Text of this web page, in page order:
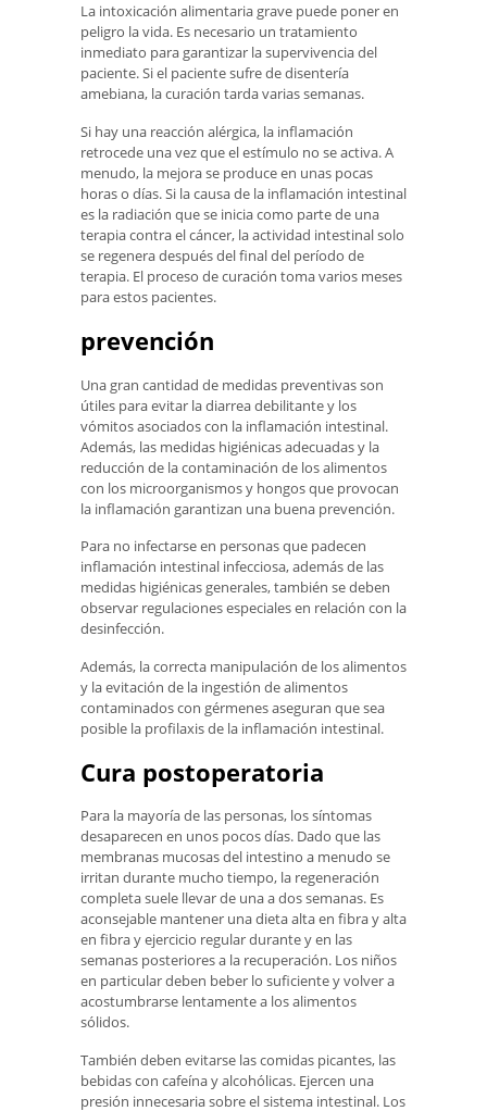
La intoxicación alimentaria grave puede poner en
peligro la vida. Es necesario un tratamiento
inmediato para garantizar la supervivencia del
paciente. Si el paciente sufre de disentería
amebiana, la curación tarda varias semanas.
Si hay una reacción alérgica, la inflamación
retrocede una vez que el estímulo no se activa. A
menudo, la mejora se produce en unas pocas
horas o días. Si la causa de la inflamación intestinal
es la radiación que se inicia como parte de una
terapia contra el cáncer, la actividad intestinal solo
se regenera después del final del período de
terapia. El proceso de curación toma varios meses
para estos pacientes.
prevención
Una gran cantidad de medidas preventivas son
útiles para evitar la diarrea debilitante y los
vómitos asociados con la inflamación intestinal.
Además, las medidas higiénicas adecuadas y la
reducción de la contaminación de los alimentos
con los microorganismos y hongos que provocan
la inflamación garantizan una buena prevención.
Para no infectarse en personas que padecen
inflamación intestinal infecciosa, además de las
medidas higiénicas generales, también se deben
observar regulaciones especiales en relación con la
desinfección.
Además, la correcta manipulación de los alimentos
y la evitación de la ingestión de alimentos
contaminados con gérmenes aseguran que sea
posible la profilaxis de la inflamación intestinal.
Cura postoperatoria
Para la mayoría de las personas, los síntomas
desaparecen en unos pocos días. Dado que las
membranas mucosas del intestino a menudo se
irritan durante mucho tiempo, la regeneración
completa suele llevar de una a dos semanas. Es
aconsejable mantener una dieta alta en fibra y alta
en fibra y ejercicio regular durante y en las
semanas posteriores a la recuperación. Los niños
en particular deben beber lo suficiente y volver a
acostumbrarse lentamente a los alimentos
sólidos.
También deben evitarse las comidas picantes, las
bebidas con cafeína y alcohólicas. Ejercen una
presión innecesaria sobre el sistema intestinal. Los